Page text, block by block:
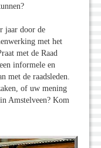
jaar door de
met het
met de Raad
informele en
met de raadsleden.
of uw mening
Amstelveen? Kom